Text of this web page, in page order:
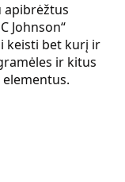
apibrėžtus
Johnson“
keisti bet kurį ir
ir kitus